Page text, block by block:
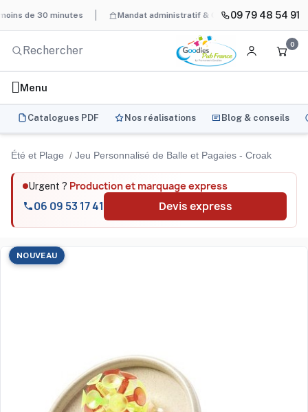
30 minutes Mandat administratif & Chorus Pro BAT
09 79 48 54 91
0
Menu
Catalogues PDF Nos réalisations Blog & conseils
Été et Plage Jeu Personnalisé de Balle et Pagaies - Croak
Urgent ? Production et marquage express
06 09 53 17 41 Devis express
NOUVEAU